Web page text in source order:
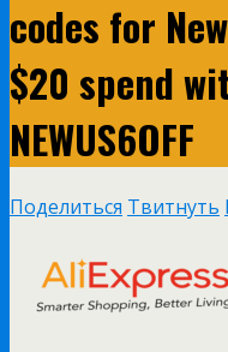
codes for
$20 spend
NEWUS6OFF
Поделиться Твитнуть